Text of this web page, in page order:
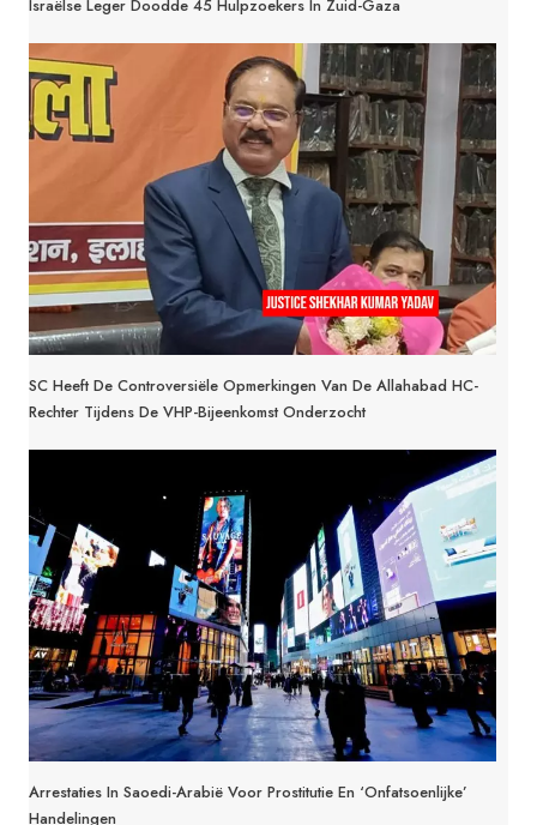
Israëlse Leger Doodde 45 Hulpzoekers In Zuid-Gaza
SC Heeft De Controversiële Opmerkingen Van De Allahabad HC-
Rechter Tijdens De VHP-Bijeenkomst Onderzocht
Arrestaties In Saoedi-Arabië Voor Prostitutie En ‘onfatsoenlijke’
Handelingen